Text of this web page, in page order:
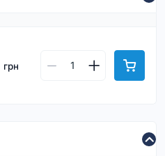
грн